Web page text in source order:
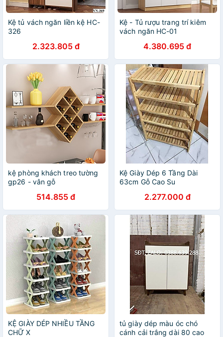
Kệ tủ vách ngăn liền kệ HC-
326
2.323.805 đ
Kệ - Tủ rượu trang trí kiêm
vách ngăn HC-01
4.380.695 đ
kệ phòng khách treo tường
gp26 - vân gỗ
514.855 đ
Kệ Giày Dép 6 Tầng Dài
63cm Gỗ Cao Su
2.277.000 đ
KỆ GIÀY DÉP NHIỀU TẦNG
CHỮ X
tủ giày dép màu óc chó
cánh cải trắng dài 80 cao